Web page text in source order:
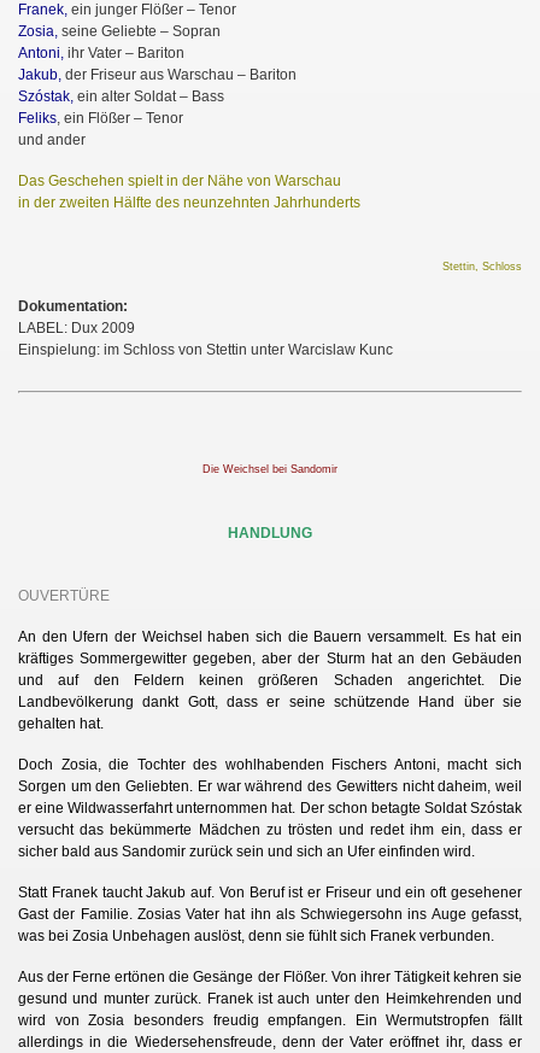
Franek, ein junger Flößer – Tenor
Zosia, seine Geliebte – Sopran
Antoni, ihr Vater – Bariton
Jakub, der Friseur aus Warschau – Bariton
Szóstak, ein alter Soldat – Bass
Feliks, ein Flößer – Tenor
und ander
Das Geschehen spielt in der Nähe von Warschau
in der zweiten Hälfte des neunzehnten Jahrhunderts
Stettin, Schloss
Dokumentation:
LABEL: Dux 2009
Einspielung: im Schloss von Stettin unter Warcislaw Kunc
Die Weichsel bei Sandomir
HANDLUNG
OUVERTÜRE
An den Ufern der Weichsel haben sich die Bauern versammelt. Es hat ein
kräftiges Sommergewitter gegeben, aber der Sturm hat an den Gebäuden
und auf den Feldern keinen größeren Schaden angerichtet. Die
Landbevölkerung dankt Gott, dass er seine schützende Hand über sie
gehalten hat.
Doch Zosia, die Tochter des wohlhabenden Fischers Antoni, macht sich
Sorgen um den Geliebten. Er war während des Gewitters nicht daheim, weil
er eine Wildwasserfahrt unternommen hat. Der schon betagte Soldat Szóstak
versucht das bekümmerte Mädchen zu trösten und redet ihm ein, dass er
sicher bald aus Sandomir zurück sein und sich an Ufer einfinden wird.
Statt Franek taucht Jakub auf. Von Beruf ist er Friseur und ein oft gesehener
Gast der Familie. Zosias Vater hat ihn als Schwiegersohn ins Auge gefasst,
was bei Zosia Unbehagen auslöst, denn sie fühlt sich Franek verbunden.
Aus der Ferne ertönen die Gesänge der Flößer. Von ihrer Tätigkeit kehren sie
gesund und munter zurück. Franek ist auch unter den Heimkehrenden und
wird von Zosia besonders freudig empfangen. Ein Wermutstropfen fällt
allerdings in die Wiedersehensfreude, denn der Vater eröffnet ihr, dass er